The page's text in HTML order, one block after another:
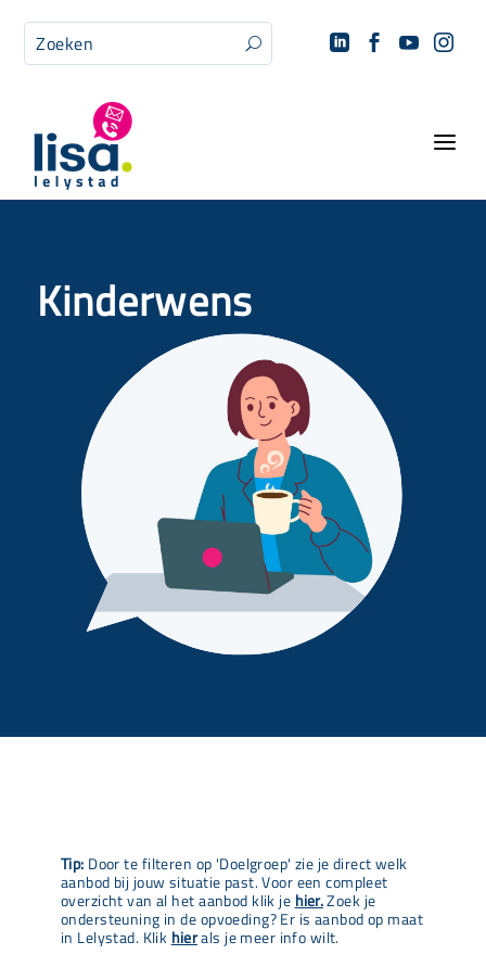
U    
a
Kinderwens
Tip: Door te filteren op 'Doelgroep' zie je direct welk
aanbod bij jouw situatie past. Voor een compleet
overzicht van al het aanbod klik je hier.Zoek je
ondersteuning in de opvoeding? Er is aanbod op maat
in Lelystad. Klik hierals je meer info wilt.